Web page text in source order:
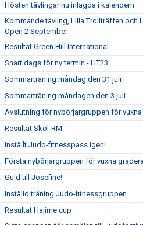
Hösten tävlingar nu inlagda i kalendern
Kommande tävling, Lilla Trollträffen och
Open 2 September
Resultat Green Hill International
Snart dags för ny termin - HT23
Sommarträning måndag den 31 juli
Sommarträning måndagen den 3 juli.
Avslutning för nybörjargruppen för vuxna
Resultat Skol-RM
Inställt Judo-fitnesspass igen!
Första nybörjargruppen för vuxna
Guld till Josefine!
Inställd träning Judo-fitnessgruppen
Resultat Hajime cup